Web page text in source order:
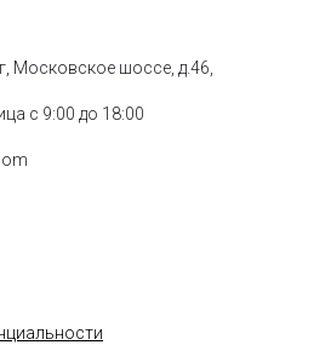
Московское шоссе, д.46,
с 9:00 до 18:00​